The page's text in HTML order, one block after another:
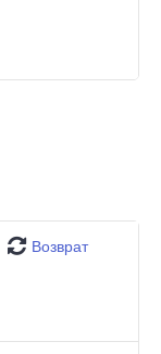
Возврат